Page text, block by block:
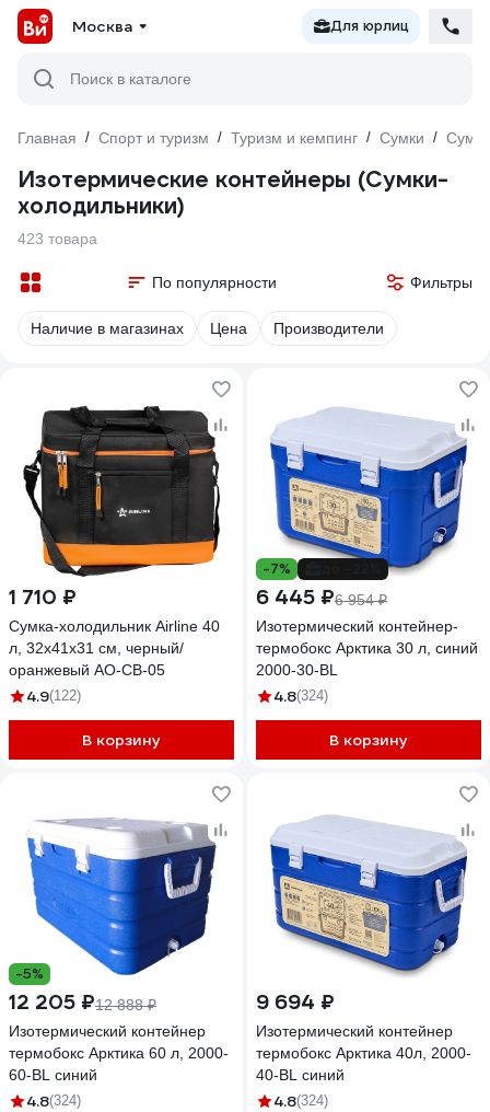
Москва Для юрлиц
Поиск в каталоге
Главная / Спорт и туризм / Туризм и кемпинг / Сумки /
Изотермические контейнеры (Сумки-
холодильники)
423 товара
По популярности Фильтры
Наличие в магазинах Цена Производители
1 710 ₽
Сумка-холодильник Airline 40
л, 32х41х31 см, черный/
оранжевый AO-CB-05
4.9(122)
В корзину
-7%
6 445 ₽6 954 ₽
Изотермический контейнер-
термобокс Арктика 30 л, синий
2000-30-BL
4.8(324)
В корзину
-5%
12 205 ₽12 888 ₽
Изотермический контейнер
термобокс Арктика 60 л, 2000-
60-BL синий
4.8(324)
9 694 ₽
Изотермический контейнер
термобокс Арктика 40л, 2000-
40-BL синий
4.8(324)